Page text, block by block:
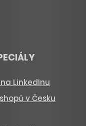
LinkedInu
v Česku